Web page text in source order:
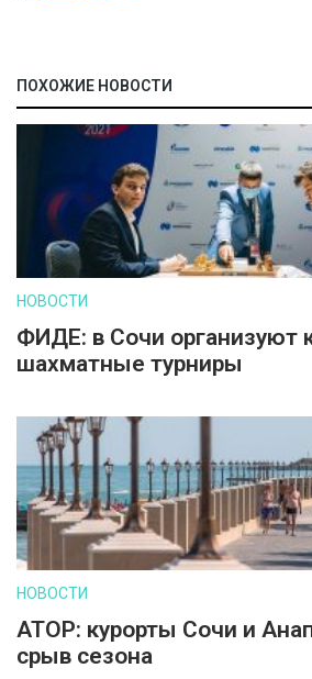
ПОХОЖИЕ НОВОСТИ
НОВОСТИ
ФИДЕ: в Сочи организуют
шахматные турниры
НОВОСТИ
АТОР: курорты Сочи и
срыв сезона